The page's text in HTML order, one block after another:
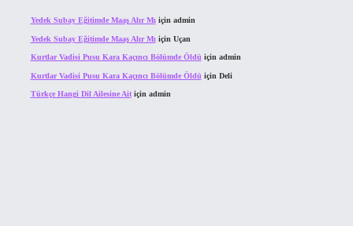
Yedek Subay Eğitimde Maaş Alır Mı için admin
Yedek Subay Eğitimde Maaş Alır Mı için Uçan
Kurtlar Vadisi Pusu Kara Kaçıncı Bölümde Öldü için admin
Kurtlar Vadisi Pusu Kara Kaçıncı Bölümde Öldü için Deli
Türkçe Hangi Dil Ailesine Aitiçin admin